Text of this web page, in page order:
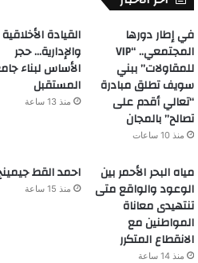
في إطار دورها
المجتمعي.. “VIP
للمقاولات” ببني
سويف تطلق مبادرة
“تعالي أقدم على
تصالح” بالمجان
منذ 10 ساعات
القيادة الأخلاقية
والإدارية… حجر
الأساس لبناء
المستقبل
منذ 13 ساعة
مياه البحر الأحمر بين
الوعود والواقع متى
تنتهيدى معاناة
المواطنين مع
الانقطاع المتكرر
منذ 14 ساعة
احمد القط
منذ 15 ساعة